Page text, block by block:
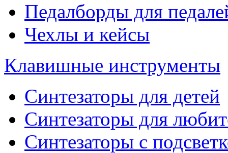
Педалборды для
Чехлы и кейсы
Клавишные инструменты
Синтезаторы для детей
Синтезаторы для
Синтезаторы с